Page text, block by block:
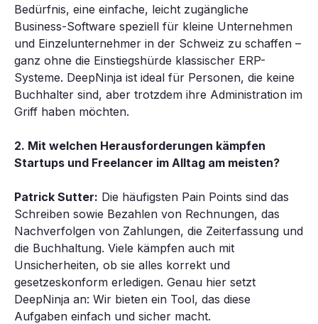
Bedürfnis, eine einfache, leicht zugängliche
Business-Software speziell für kleine Unternehmen
und Einzelunternehmer in der Schweiz zu schaffen –
ganz ohne die Einstiegshürde klassischer ERP-
Systeme. DeepNinja ist ideal für Personen, die keine
Buchhalter sind, aber trotzdem ihre Administration im
Griff haben möchten.
2. Mit welchen Herausforderungen kämpfen
Startups und Freelancer im Alltag am meisten?
Patrick Sutter: Die häufigsten Pain Points sind das
Schreiben sowie Bezahlen von Rechnungen, das
Nachverfolgen von Zahlungen, die Zeiterfassung und
die Buchhaltung. Viele kämpfen auch mit
Unsicherheiten, ob sie alles korrekt und
gesetzeskonform erledigen. Genau hier setzt
DeepNinja an: Wir bieten ein Tool, das diese
Aufgaben einfach und sicher macht.